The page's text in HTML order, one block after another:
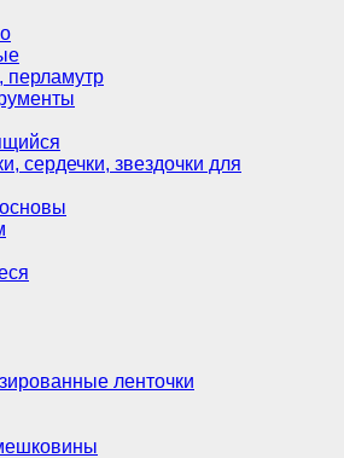
перламутр
сердечки, звездочки для
ленточки